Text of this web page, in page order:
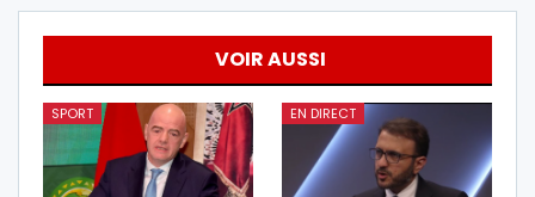
VOIR AUSSI
SPORT EN DIRECT